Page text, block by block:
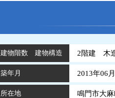
建物階数 建物構造 2階建 木
築年月 2013年06
所在地 鳴門市大